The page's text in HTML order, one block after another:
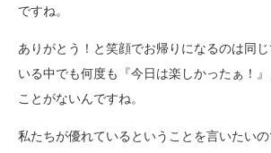
ですね。
ありがとう！と笑顔でお帰りになるのは同
いる中でも何度も『今日は楽しかったぁ！
ことがないんですね。
私たちが優れているということを言いたいの